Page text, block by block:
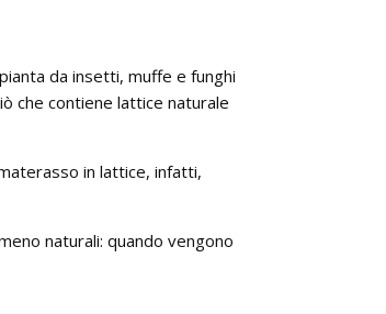
da insetti, muffe e funghi
che contiene lattice naturale
in lattice, infatti,
naturali: quando vengono